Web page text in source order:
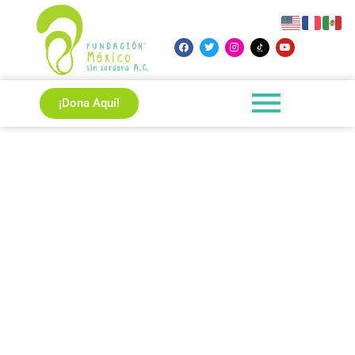
¡Dona Aquí!